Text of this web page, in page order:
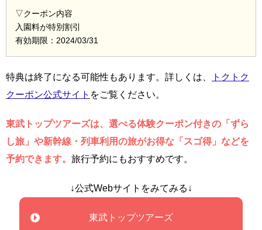
▽クーポン内容
入園料が特別割引
有効期限：2024/03/31
特典は終了になる可能性もあります。詳しくは、
トクトク
クーポン公式サイト をご覧ください。
東武トップツアーズは、選べる体験クーポン付きの「ずら
し旅」や新幹線・列車利用の旅がお得な「スゴ得」などを
予約できます。 旅行予約にもおすすめです。
↓公式Webサイトをみてみる↓
東武トップツアーズ